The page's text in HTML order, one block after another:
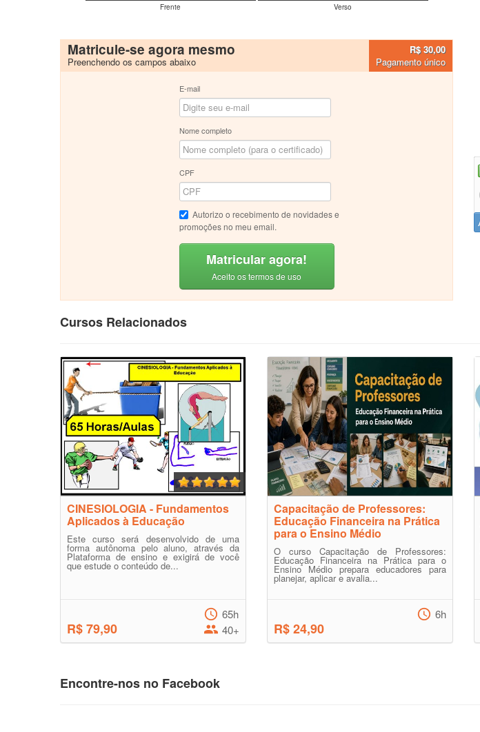
Frente Verso
Matricule-se agora mesmo
Preenchendo os campos abaixo
R$ 30,00
Pagamento único
E-mail
Nome completo
CPF
Autorizo o recebimento de novidades e
promoções no meu email.
Matricular agora!
Aceito os termos de uso
Cursos Relacionados
CINESIOLOGIA - Fundamentos
Aplicados à Educação
Este curso será desenvolvido de uma
forma autônoma pelo aluno, através da
Plataforma de ensino e exigirá de você
que estude o conteúdo de...
R$ 79,90
65h
40+
Capacitação de Professores:
Educação Financeira na Prática
para o Ensino Médio
O curso Capacitação de Professores:
Educação Financeira na Prática para o
Ensino Médio prepara educadores para
planejar, aplicar e avalia...
R$ 24,90
6h
Encontre-nos no Facebook